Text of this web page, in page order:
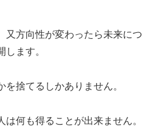
又方向性が変わったら未来につ
ます。
捨てるしかありません。
何も得ることが出来ません。